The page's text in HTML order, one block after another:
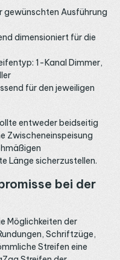
gewünschten Ausführung
dimensioniert für die
1-Kanal Dimmer,
für den jeweiligen
entweder beidseitig
Zwischeneinspeisung
Länge sicherzustellen.
bei der
Möglichkeiten der
Schriftzüge,
Streifen eine